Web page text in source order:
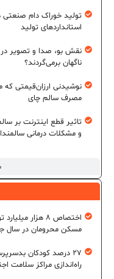
تولید خوراک دام صنعتی
استانداردهای تولید
نقش بو، صدا و تصویر
ناگهان برمی‌گردند؟
نوشیدنی ارزان‌قیمتی
مصرف سالم چای
تاثیر قطع اینترنت بر
و مشکلات درمانی
اختصاص ۸ هزار
مسکن محرومان در سال
۲۷ درصد کودکان
راه‌اندازی مراکز سلامت